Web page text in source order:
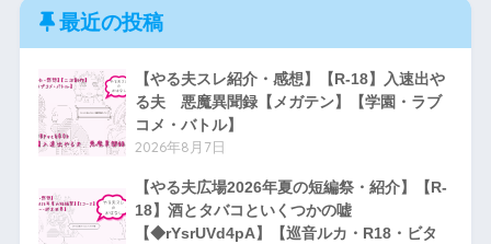
最近の投稿
【やる夫スレ紹介・感想】【R-18】入速出や
る夫 悪魔異聞録【メガテン】【学園・ラブ
コメ・バトル】
2026年8月7日
【やる夫広場2026年夏の短編祭・紹介】【R-
18】酒とタバコといくつかの嘘
【◆rYsrUVd4pA】【巡音ルカ・R18・ビタ